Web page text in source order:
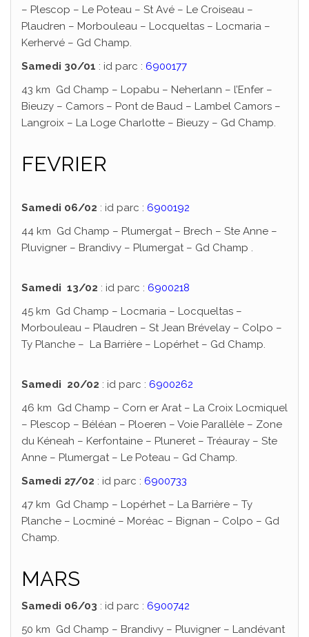
– Plescop – Le Poteau – St Avé – Le Croiseau –
Plaudren – Morbouleau – Locqueltas – Locmaria –
Kerhervé – Gd Champ.
Samedi 30/01 : id parc : 6900177
43 km Gd Champ – Lopabu – Neherlann – l’Enfer –
Bieuzy – Camors – Pont de Baud – Lambel Camors –
Langroix – La Loge Charlotte – Bieuzy – Gd Champ.
FEVRIER
Samedi 06/02 : id parc : 6900192
44 km Gd Champ – Plumergat – Brech – Ste Anne –
Pluvigner – Brandivy – Plumergat – Gd Champ .
Samedi 13/02 : id parc : 6900218
45 km Gd Champ – Locmaria – Locqueltas –
Morbouleau – Plaudren – St Jean Brévelay – Colpo –
Ty Planche – La Barrière – Lopérhet – Gd Champ.
Samedi 20/02 : id parc : 6900262
46 km Gd Champ – Corn er Arat – La Croix Locmiquel
– Plescop – Béléan – Ploeren – Voie Parallèle – Zone
du Kéneah – Kerfontaine – Pluneret – Tréauray – Ste
Anne – Plumergat – Le Poteau – Gd Champ.
Samedi 27/02 : id parc : 6900733
47 km Gd Champ – Lopérhet – La Barrière – Ty
Planche – Locminé – Moréac – Bignan – Colpo – Gd
Champ.
MARS
Samedi 06/03 : id parc : 6900742
50 km Gd Champ – Brandivy – Pluvigner – Landévant